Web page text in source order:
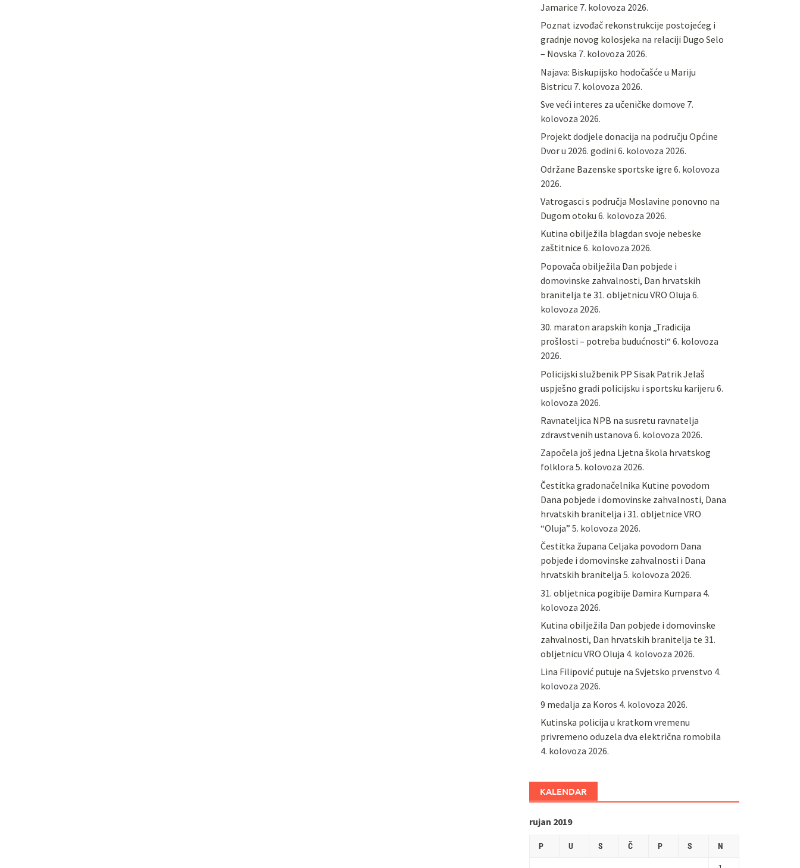
Jamarice 7. kolovoza 2026.
Poznat izvođač rekonstrukcije postojećeg i
gradnje novog kolosjeka na relaciji Dugo Selo
– Novska 7. kolovoza 2026.
Najava: Biskupijsko hodočašće u Mariju
Bistricu 7. kolovoza 2026.
Sve veći interes za učeničke domove 7.
kolovoza 2026.
Projekt dodjele donacija na području Općine
Dvor u 2026. godini 6. kolovoza 2026.
Održane Bazenske sportske igre 6. kolovoza
2026.
Vatrogasci s područja Moslavine ponovno na
Dugom otoku 6. kolovoza 2026.
Kutina obilježila blagdan svoje nebeske
zaštitnice 6. kolovoza 2026.
Popovača obilježila Dan pobjede i
domovinske zahvalnosti, Dan hrvatskih
branitelja te 31. obljetnicu VRO Oluja 6.
kolovoza 2026.
30. maraton arapskih konja „Tradicija
prošlosti – potreba budućnosti“ 6. kolovoza
2026.
Policijski službenik PP Sisak Patrik Jelaš
uspješno gradi policijsku i sportsku karijeru 6.
kolovoza 2026.
Ravnateljica NPB na susretu ravnatelja
zdravstvenih ustanova 6. kolovoza 2026.
Započela još jedna Ljetna škola hrvatskog
folklora 5. kolovoza 2026.
Čestitka gradonačelnika Kutine povodom
Dana pobjede i domovinske zahvalnosti, Dana
hrvatskih branitelja i 31. obljetnice VRO
“Oluja” 5. kolovoza 2026.
Čestitka župana Celjaka povodom Dana
pobjede i domovinske zahvalnosti i Dana
hrvatskih branitelja 5. kolovoza 2026.
31. obljetnica pogibije Damira Kumpara 4.
kolovoza 2026.
Kutina obilježila Dan pobjede i domovinske
zahvalnosti, Dan hrvatskih branitelja te 31.
obljetnicu VRO Oluja 4. kolovoza 2026.
Lina Filipović putuje na Svjetsko prvenstvo 4.
kolovoza 2026.
9 medalja za Koros 4. kolovoza 2026.
Kutinska policija u kratkom vremenu
privremeno oduzela dva električna romobila
4. kolovoza 2026.
KALENDAR
rujan 2019
P U S Č P S N